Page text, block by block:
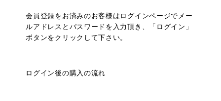
会員登録をお済みのお客様はログインページでメー
ルアドレスとパスワードを入力頂き、「ログイン」
ボタンをクリックして下さい。
ログイン後の購入の流れ